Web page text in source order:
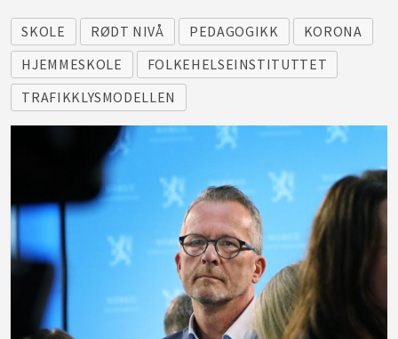
SKOLE RØDT NIVÅ PEDAGOGIKK
KORONA
HJEMMESKOLE
FOLKEHELSEINSTITUTTET
TRAFIKKLYSMODELLEN